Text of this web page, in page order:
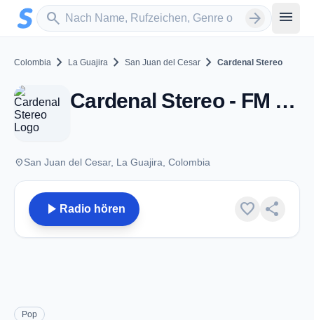
Zum Hauptinhalt springen
search
Sender suchen arrow_forward menu
Colombia chevron_right La Guajira chevron_right San Juan del Cesar chevron_right Cardenal Stereo
Cardenal Stereo - FM 94.7 - San Juan del Cesar
placeSan Juan del Cesar, La Guajira, Colombia
play_arrow Radio hören favorite share
Pop